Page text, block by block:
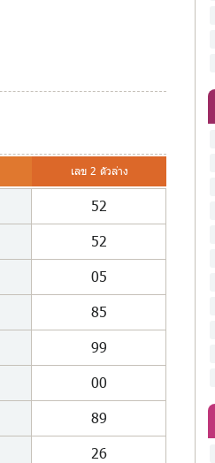
เลข 2 ตัวล่าง
52
52
05
85
99
00
89
26